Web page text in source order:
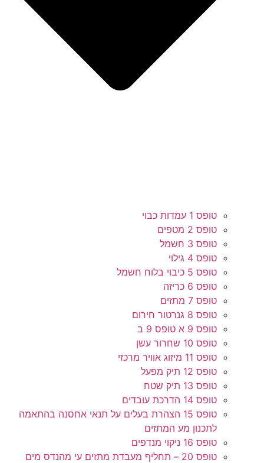
טופס 1 עמדות כבוי
טופס 2 מטפים
טופס 3 חשמל
טופס 4 גילוי
טופס 5 כיבוי בלוח חשמל
טופס 6 כריזה
טופס 7 מתזים
טופס 8 גנרטור חירום
טופס 9 א טופס 9 ב
טופס 10 שחרור עשן
טופס 11 מיזוג אוויר מרכזי
טופס 12 תיק מפעל
טופס 13 תיק שטח
טופס 14 הדרכת עובדים
טופס 15 הצהרת בעלים על תנאי אחסנה בהתאמה
לתכנון מע המתזים
טופס 16 ניקוי מנדפים
טופס 20 – תחליף מעבדת מתזים עי מהנדס מים